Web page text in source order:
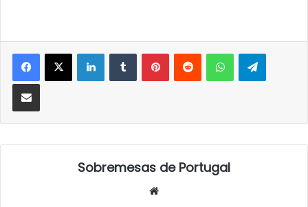
LinkedInTumblrPinterestReddit WhatsApp
Partilhar Via Email
Sobremesas de Portugal